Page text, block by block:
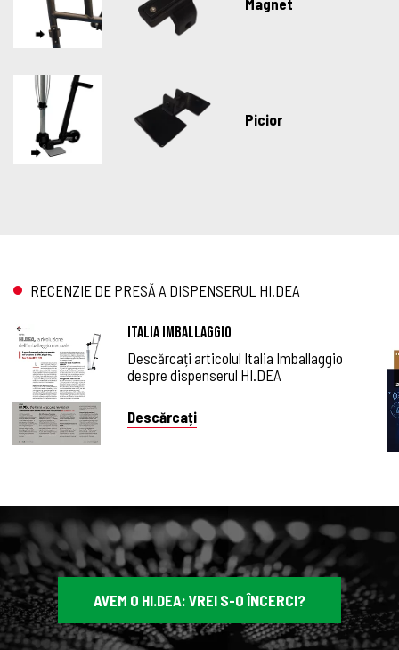
Picior
RECENZIE DE PRESĂ A DISPENSERUL HI.DEA
Italia Imballaggio
Descărcați articolul Italia Imballaggio
despre dispenserul HI.DEA
Descărcați
AVEM O HI.DEA: VREI S-O ÎNCERCI?